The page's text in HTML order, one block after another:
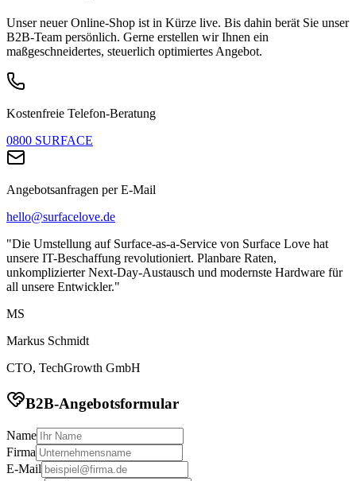
Unser neuer Online-Shop ist in Kürze live. Bis dahin berät Sie unser
B2B-Team persönlich. Gerne erstellen wir Ihnen ein
maßgeschneidertes, steuerlich optimiertes Angebot.
Kostenfreie Telefon-Beratung
0800 SURFACE
Angebotsanfragen per E-Mail
hello@surfacelove.de
"Die Umstellung auf Surface-as-a-Service von Surface Love hat
unsere IT-Beschaffung revolutioniert. Planbare Raten,
unkomplizierter Next-Day-Austausch und modernste Hardware für
all unsere Entwickler."
MS
Markus Schmidt
CTO, TechGrowth GmbH
B2B-Angebotsformular
Name
Firma
E-Mail